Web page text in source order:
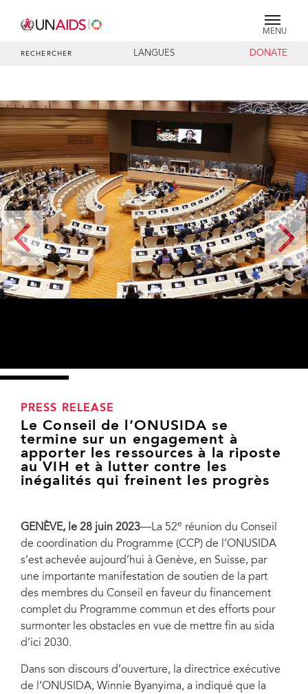
MENU
RECHERCHER LANGUES DONATE
PRESS RELEASE
Le Conseil de l’ONUSIDA se
termine sur un engagement à
apporter les ressources à la riposte
au VIH et à lutter contre les
inégalités qui freinent les progrès
GENÈVE, le 28 juin 2023—La 52e réunion du Conseil
de coordination du Programme (CCP) de l’ONUSIDA
s’est achevée aujourd’hui à Genève, en Suisse, par
une importante manifestation de soutien de la part
des membres du Conseil en faveur du financement
complet du Programme commun et des efforts pour
surmonter les obstacles en vue de mettre fin au sida
d’ici 2030.
Dans son discours d’ouverture, la directrice exécutive
de l’ONUSIDA, Winnie Byanyima, a indiqué que la